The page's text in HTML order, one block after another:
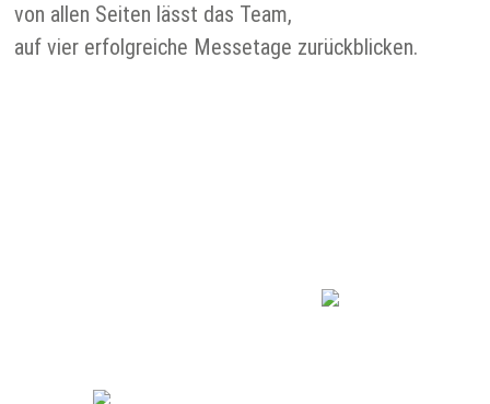
von allen Seiten lässt das Team,
auf vier erfolgreiche Messetage zurückblicken.